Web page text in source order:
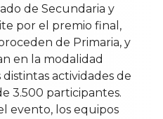
de Secundaria y
por el premio final,
de Primaria, y
en la modalidad
actividades de
3.500 participantes.
evento, los equipos